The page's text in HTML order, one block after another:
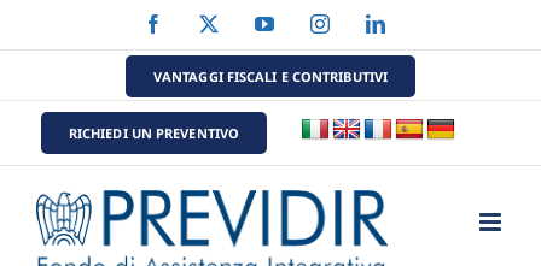
al
Facebook YouTubeInstagramLinkedIn
VANTAGGI FISCALI E CONTRIBUTIVI
RICHIEDI UN PREVENTIVO